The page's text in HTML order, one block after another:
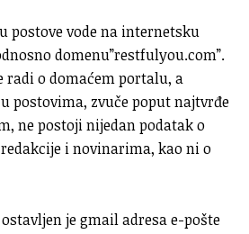
postove vode na internetsku
domenu”restfulyou.com”.
radi o domaćem portalu, a
postovima, zvuče poput najtvrđe
ne postoji nijedan podatak o
i novinarima, kao ni o
je gmail adresa e-pošte